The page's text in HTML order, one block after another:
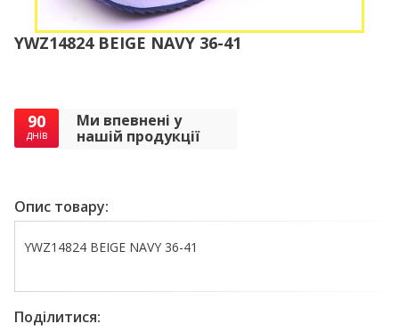
YWZ14824 BEIGE NAVY 36-41
90
днів
Ми впевнені у
нашій продукції
Опис товару:
YWZ14824 BEIGE NAVY 36-41
Поділитися: